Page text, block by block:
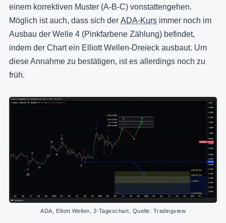
einem korrektiven Muster (A-B-C) vonstattengehen.
Möglich ist auch, dass sich der ADA-Kurs immer noch im
Ausbau der Welle 4 (Pinkfarbene Zählung) befindet,
indem der Chart ein Elliott Wellen-Dreieck ausbaut. Um
diese Annahme zu bestätigen, ist es allerdings noch zu
früh.
ADA, Elliott Wellen, 2-Tageschart, Quelle: Tradingview